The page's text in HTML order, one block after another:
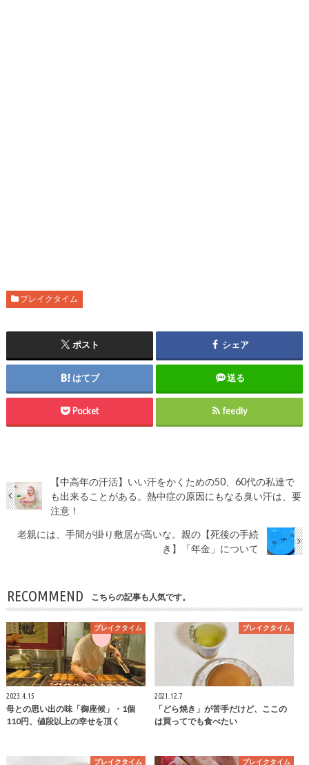
ブレイクタイム
ポスト シェア
はてブ 送る
Pocket feedly
【中高年の汗活】いい汗をかくための50、60代の私達で
も出来ることがある。熱中症の原因にもなる臭い汗は、要
注意！
老親には、手間が掛り敷居が高いな。親の【死後の手続
き】「年金」について
RECOMMEND こちらの記事も人気です。
ブレイクタイム
2023.4.15
母との思い出の味「御座候」・1個
110円、値段以上の幸せを頂く
ブレイクタイム
2021.12.7
「どら焼き」が苦手だけど、ここの
は買ってでも食べたい
ブレイクタイム ブレイクタイム